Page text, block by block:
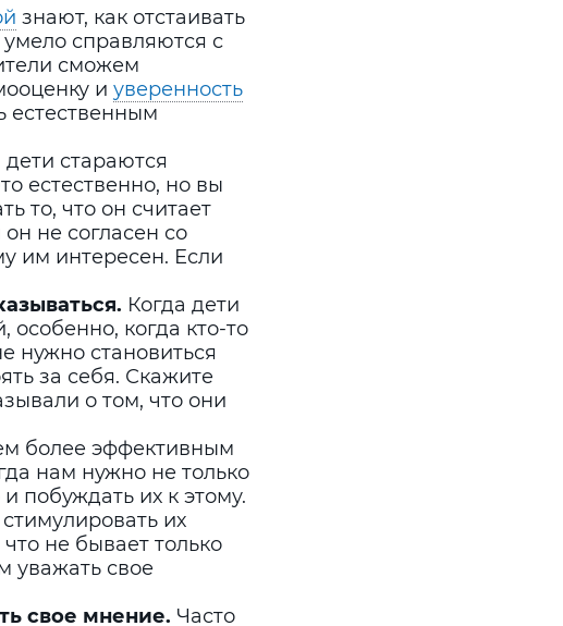
знают, как отстаивать
справляются с
сможем
и уверенность
естественным
стараются
естественно, но вы
то, что он считает
не согласен со
им интересен. Если
Когда дети
особенно, когда кто-то
нужно становиться
за себя. Скажите
о том, что они
более эффективным
нам нужно не только
побуждать их к этому.
их
не бывает только
уважать свое
свое мнение. Часто